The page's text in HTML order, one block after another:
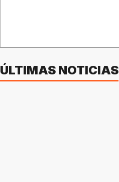
ÚLTIMAS NOTICIAS